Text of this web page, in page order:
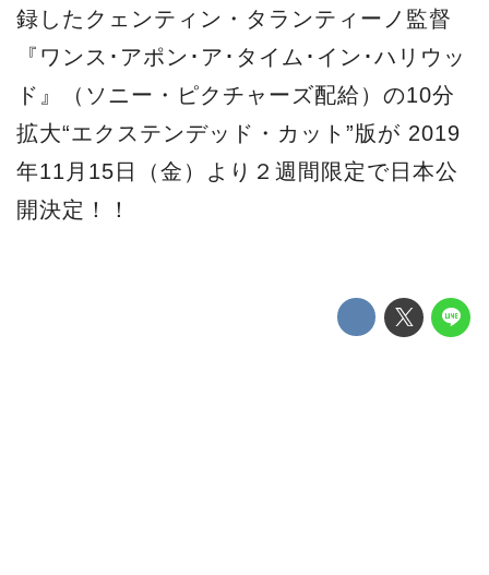
録したクェンティン・タランティーノ監督
『ワンス･アポン･ア･タイム･イン･ハリウッ
ド』（ソニー・ピクチャーズ配給）の10分
拡大“エクステンデッド・カット”版が 2019
年11月15日（金）より２週間限定で日本公
開決定！！